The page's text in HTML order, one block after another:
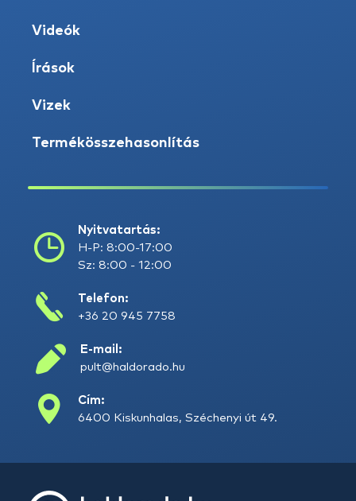
Videók
Írások
Vizek
Termékösszehasonlítás
Nyitvatartás:
H-P: 8:00-17:00
Sz: 8:00 - 12:00
Telefon:
+36 20 945 7758
E-mail:
pult@haldorado.hu
Cím:
6400 Kiskunhalas, Széchenyi út 49.